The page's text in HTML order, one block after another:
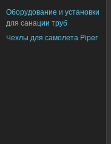
Оборудование и установки
для санации труб
Чехлы для самолета Piper